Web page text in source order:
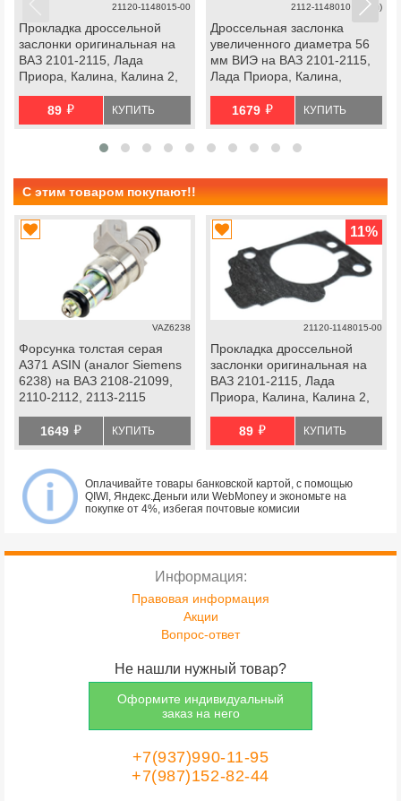
21120-1148015-00
Прокладка дроссельной
заслонки оригинальная на
ВАЗ 2101-2115, Лада
Приора, Калина, Калина 2,
Тревел, Шевроле Нива
89 й КУПИТЬ
2112-1148010 (56мм)
Дроссельная заслонка
увеличенного диаметра 56
мм ВИЭ на ВАЗ 2101-2115,
Лада Приора, Калина,
1679 й КУПИТЬ
С этим товаром покупают!!
VAZ6238
Форсунка толстая серая
А371 ASIN (аналог Siemens
6238) на ВАЗ 2108-21099,
2110-2112, 2113-2115
1649 й КУПИТЬ
11%
21120-1148015-00
Прокладка дроссельной
заслонки оригинальная на
ВАЗ 2101-2115, Лада
Приора, Калина, Калина 2,
Тревел, Шевроле Нива
89 й КУПИТЬ
Оплачивайте товары банковской картой, с помощью
QIWI, Яндекс.Деньги или WebMoney и экономьте на
покупке от 4%, избегая почтовые комисии
+7(937)990-11-95
+7(987)152-82-44
Информация:
Правовая информация
Акции
Вопрос-ответ
Не нашли нужный товар?
Оформите индивидуальный
заказ на него